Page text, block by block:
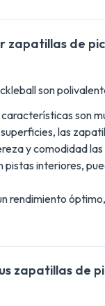
zapatillas de
son
características son
las
y comodidad
pistas interiores,
rendimiento
zapatillas de